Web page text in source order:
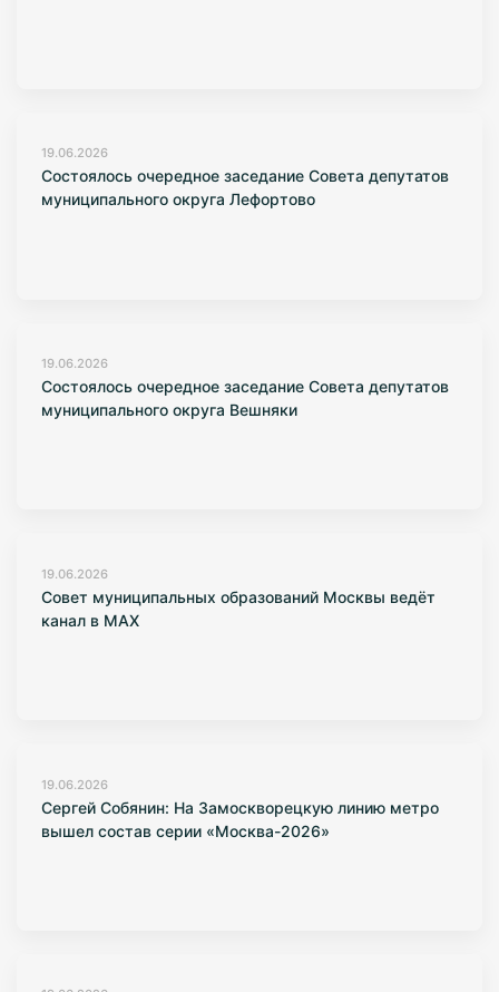
19.06.2026
Состоялось очередное заседание Совета депутатов
муниципального округа Лефортово
19.06.2026
Состоялось очередное заседание Совета депутатов
муниципального округа Вешняки
19.06.2026
Совет муниципальных образований Москвы ведёт
канал в МАХ
19.06.2026
Сергей Собянин: На Замоскворецкую линию метро
вышел состав серии «Москва-2026»